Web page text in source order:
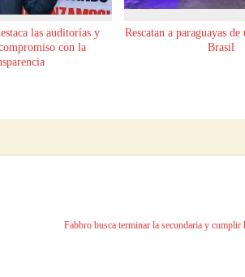
las auditorías y
con la
Rescatan a paraguayas
Brasil
Fabbro busca terminar la secundaria y cumplir